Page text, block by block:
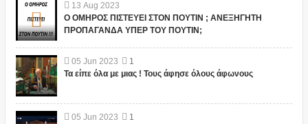
13 Aug 2023
Ο ΟΜΗΡΟΣ ΠΙΣΤΕΥΕΙ ΣΤΟΝ ΠΟΥΤΙΝ ; ΑΝΕΞΗΓΗΤΗ
ΠΡΟΠΑΓΑΝΔΑ ΥΠΕΡ ΤΟΥ ΠΟΥΤΙΝ;
05 Jun 2023
1
Τα είπε όλα με μιας ! Τους άφησε όλους άφωνους
05 Jun 2023
1